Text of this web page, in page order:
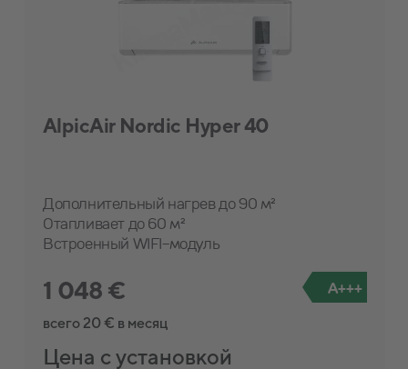
AlpicAir Nordic Hyper 40
Дополнительный нагрев до 90 м²
Отапливает до 60 м²
Встроенный WIFI-модуль
1 048 €
всего 20 € в месяц
Цена с установкой
A+++